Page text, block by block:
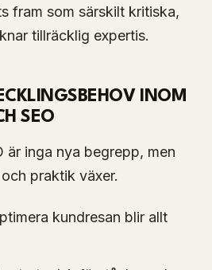
fram som särskilt kritiska,
tillräcklig expertis.
INOM
SEO
är inga nya begrepp, men
praktik växer.
kundresan blir allt